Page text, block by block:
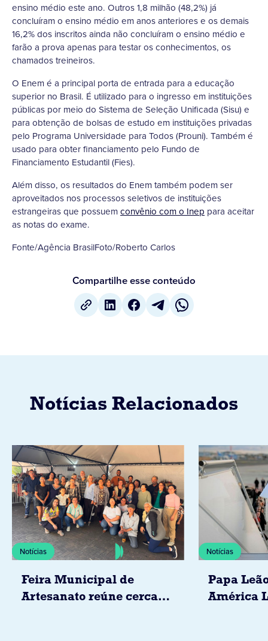
ensino médio este ano. Outros 1,8 milhão (48,2%) já
concluíram o ensino médio em anos anteriores e os demais
16,2% dos inscritos ainda não concluíram o ensino médio e
farão a prova apenas para testar os conhecimentos, os
chamados treineiros.
O Enem é a principal porta de entrada para a educação
superior no Brasil. É utilizado para o ingresso em instituições
públicas por meio do Sistema de Seleção Unificada (Sisu) e
para obtenção de bolsas de estudo em instituições privadas
pelo Programa Universidade para Todos (Prouni). Também é
usado para obter financiamento pelo Fundo de
Financiamento Estudantil (Fies).
Além disso, os resultados do Enem também podem ser
aproveitados nos processos seletivos de instituições
estrangeiras que possuemconvênio com o Inep para aceitar
as notas do exame.
Fonte/Agência BrasilFoto/Roberto Carlos
Compartilhe esse conteúdo
Notícias Relacionados
Notícias
Feira Municipal de
Artesanato reúne cerca
Notícias
Papa
América